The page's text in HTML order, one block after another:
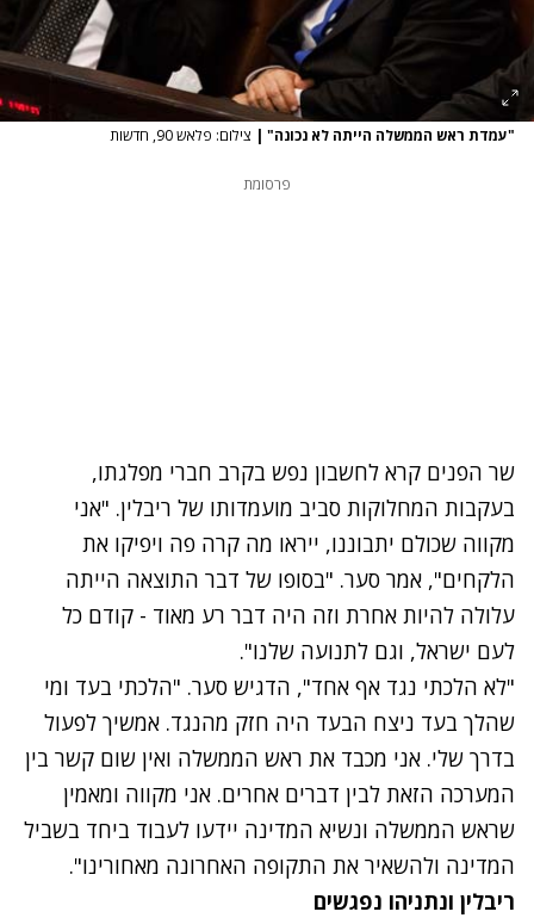
"עמדת ראש הממשלה הייתה לא נכונה" | צילום: פלאש 90, חדשות
פרסומת
שר הפנים קרא לחשבון נפש בקרב חברי מפלגתו,
בעקבות המחלוקות סביב מועמדותו של ריבלין. "אני
מקווה שכולם יתבוננו, ייראו מה קרה פה ויפיקו את
הלקחים", אמר סער. "בסופו של דבר התוצאה הייתה
עלולה להיות אחרת וזה היה דבר רע מאוד - קודם כל
לעם ישראל, וגם לתנועה שלנו".
"לא הלכתי נגד אף אחד", הדגיש סער. "הלכתי בעד ומי
שהלך בעד ניצח הבעד היה חזק מהנגד. אמשיך לפעול
בדרך שלי. אני מכבד את ראש הממשלה ואין שום קשר בין
המערכה הזאת לבין דברים אחרים. אני מקווה ומאמין
שראש הממשלה ונשיא המדינה יידעו לעבוד ביחד בשביל
המדינה ולהשאיר את התקופה האחרונה מאחורינו".
ריבלין ונתניהו נפגשים